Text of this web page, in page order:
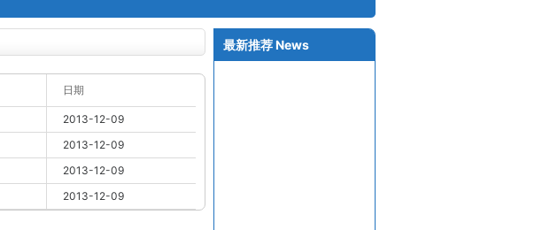
日期
2013-12-09
2013-12-09
2013-12-09
2013-12-09
最新推荐News